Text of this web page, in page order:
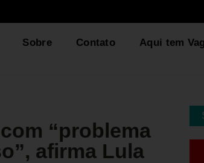
Sobre Contato Aqui tem
“problema
afirma Lula